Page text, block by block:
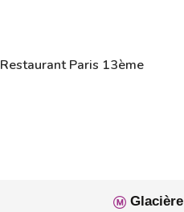
Restaurant Paris 13ème
Glacière